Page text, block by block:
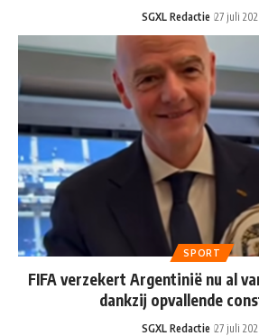
SGXL Redactie 27 juli
SPORT
FIFA verzekert Argentinië nu al
dankzij opvallende
SGXL Redactie 27 juli